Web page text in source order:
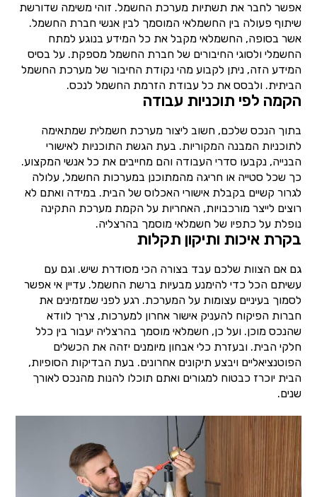
אפשר לחבר את תשתיות מערכת החשמל. זוהי משימה שדורשת
שיתוף פעולה בין החשמלאי המוסמך לבין אנשי חברת החשמל.
אשר בסופה, החשמלאי מקבל את כל המידע בנוגע למתח
החשמלי ולסוגי החיבורים של חברת החשמל מספקת. על בסיס
המידע הזה, ניתן לקבוע מהי נקודת החיבור של מערכת החשמל
הביתית. ולבסס את כל עבודת הזרמת החשמל לנכס.
הקמה לפי תוכניות עבודה
בתוך הנכס שלכם, חשוב ליצור מערכת חשמלית שמתאימה
לתוכניות המבנה המקוריות. בעת הגשת התוכניות לאישורי
הבנייה, נקבעו סדרי העבודה והם מחייבים את כל אנשי המקצוע.
כך שכל סטייה או חריגה מהמתוכנן במערכות החשמל, עלולה
לגרור קשיים בקבלת אישורי האכלוס של הבית. במידה ואתם לא
רוצים לייצר מורכבויות, האחריות על הקמת מערכת התקינה
נופלת על כתפיו של חשמלאי מוסמך בהרצליה.
בקרת איכות ותיקון תקלות
גם אם הצוות שלכם עבד בצורה הכי מסודרת שיש. וגם עם
עשיתם הכל כדי להימנע מבעיות ברשת החשמל. עדיין אי אפשר
לסמוך בעיניים עצומות על המערכת. רגע לפני שמזמינים את
חברות הפיקוח להעניק אישור אחרון למערכות, צריך לוודא
שהנכס מוכן. ועל כן, חשמלאי מוסמך בהרצליה יעבור בין כלל
חלקי הבית. ובעזרת כלי אבחון מיומנים יזהה את הכשלים
הפוטנציאליים ויבצע תיקונים אחרונים. בעת הבדיקות הסופיות,
הבית יוכרז כבטוח למגורים ואתם תוכלו להנות מהנכס לאורך
שנים.